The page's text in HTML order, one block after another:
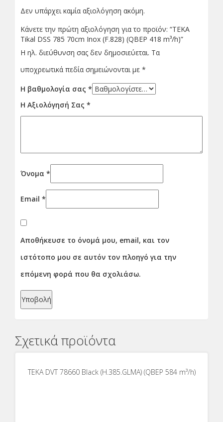
Δεν υπάρχει καμία αξιολόγηση ακόμη.
Κάνετε την πρώτη αξιολόγηση για το προϊόν: “TEKA
Tikal DSS 785 70cm Inox (F.828) (QBEP 418 m³/h)”
Η ηλ. διεύθυνση σας δεν δημοσιεύεται. Τα
υποχρεωτικά πεδία σημειώνονται με *
Η βαθμολογία σας *
Η Αξιολόγησή Σας *
Όνομα *
Email *
Αποθήκευσε το όνομά μου, email, και τον
ιστότοπο μου σε αυτόν τον πλοηγό για την
επόμενη φορά που θα σχολιάσω.
Σχετικά προϊόντα
TEKA DVT 78660 Black (H.385.GLMA) (QBEP 584 m³/h)